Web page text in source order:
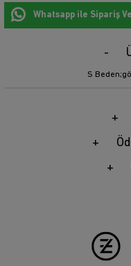
Whatsapp ile Sipariş
S